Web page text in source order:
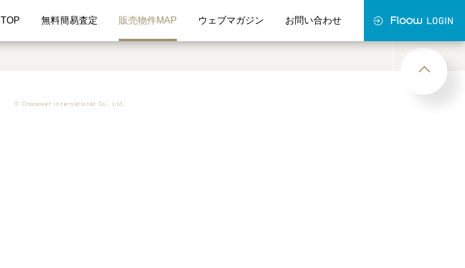
TOP 無料簡易査定 販売物件MAP ウェブマガジン お問い合わせ
© Crossover International Co., Ltd.